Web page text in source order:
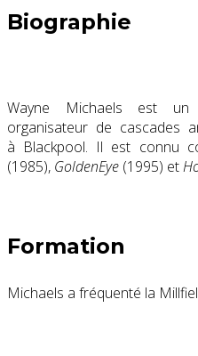
Biographie
Wayne Michaels est un
organisateur de cascades
à Blackpool. Il est connu
(1985), GoldenEye (1995) et
Formation
Michaels a fréquenté la